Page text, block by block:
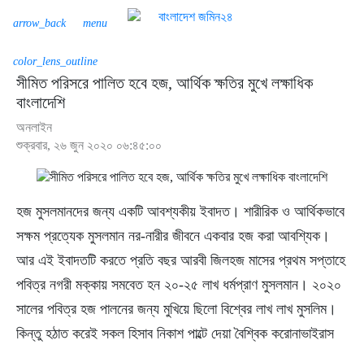
arrow_back menu
color_lens_outline
সীমিত পরিসরে পালিত হবে হজ, আর্থিক ক্ষতির মুখে লক্ষাধিক
বাংলাদেশি
অনলাইন
শুক্রবার, ২৬ জুন ২০২০ ০৬:৪৫:০০
হজ মুসলমানদের জন্য একটি আবশ্যকীয় ইবাদত। শারীরিক ও আর্থিকভাবে
সক্ষম প্রত্যেক মুসলমান নর-নারীর জীবনে একবার হজ করা আবশ্যিক।
আর এই ইবাদতটি করতে প্রতি বছর আরবী জিলহজ মাসের প্রথম সপ্তাহে
পবিত্র নগরী মক্কায় সমবেত হন ২০-২৫ লাখ ধর্মপ্রাণ মুসলমান। ২০২০
সালের পবিত্র হজ পালনের জন্য মুখিয়ে ছিলো বিশ্বের লাখ লাখ মুসলিম।
কিন্তু হঠাত করেই সকল হিসাব নিকাশ পাল্টে দেয়া বৈশ্বিক করোনাভাইরাস